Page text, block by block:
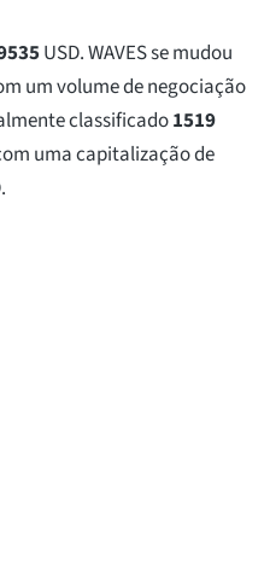
USD. WAVES se mudou
um volume de negociação
classificado1519
uma capitalização de